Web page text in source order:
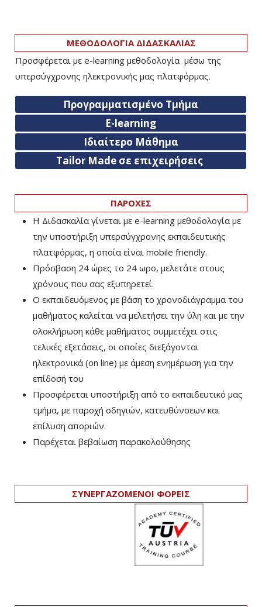
ΜΕΘΟΔΟΛΟΓΙΑ ΔΙΔΑΣΚΑΛΙΑΣ
Προσφέρεται με e-learning μεθοδολογία μέσω της
υπερσύγχρονης ηλεκτρονικής μας πλατφόρμας.
Προγραμματισμένο Τμήμα
E-learning
Ιδιαίτερο Μάθημα
Tailor Made σε επιχειρήσεις
ΠΑΡΟΧΕΣ
Η Διδασκαλία γίνεται με e-learning μεθοδολογία με
την υποστήριξη υπερσύγχρονης εκπαιδευτικής
πλατφόρμας, η οποία είναι mobile friendly.
Πρόσβαση 24 ώρες το 24 ωρο, μελετάτε στους
χρόνους που σας εξυπηρετεί.
Ο εκπαιδευόμενος με βάση το χρονοδιάγραμμα του
μαθήματος καλείται να μελετήσει την ύλη και με την
ολοκλήρωση κάθε μαθήματος συμμετέχει στις
τελικές εξετάσεις, οι οποίες διεξάγονται
ηλεκτρονικά (on line) με άμεση ενημέρωση για την
επίδοσή του
Προσφέρεται υποστήριξη από το εκπαιδευτικό μας
τμήμα, με παροχή οδηγιών, κατευθύνσεων και
επίλυση αποριών.
Παρέχεται βεβαίωση παρακολούθησης
ΣΥΝΕΡΓΑΖΟΜΕΝΟΙ ΦΟΡΕΙΣ